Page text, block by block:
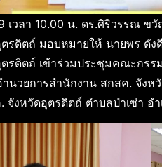
เวลา 10.00 น. ดร.ศิริวรรณ ข
ดิตถ์ มอบหมายให้ นายพร ดัง
ดิตถ์ เข้าร่วมประชุมคณะกรร
นวยการสำนักงาน สกสค. จังห
งหวัดอุตรดิตถ์ ตำบลป่าเซ่า อ